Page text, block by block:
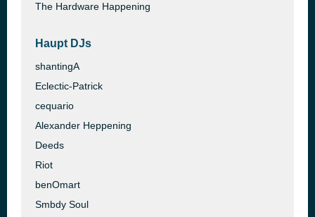
The Hardware Happening
Haupt DJs
shantingA
Eclectic-Patrick
cequario
Alexander Heppening
Deeds
Riot
benOmart
Smbdy Soul